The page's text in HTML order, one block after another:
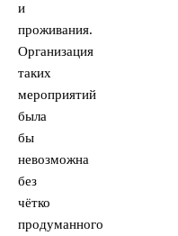
и
проживания.
Организация
таких
мероприятий
была
бы
невозможна
без
чётко
продуманного